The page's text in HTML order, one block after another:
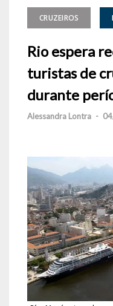
CRUZEIROS
Rio espera
turistas de
durante
Alessandra Lontra -